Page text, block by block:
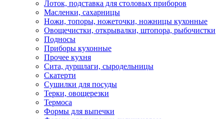
Лоток, подставка для столовых приборов
Масленки, сахарницы
Ножи, топоры, ножеточки, ножницы кухонные
Овощечистки, открывалки, штопора, рыбочистки
Подносы
Приборы кухонные
Прочее кухня
Сита, дуршлаги, сыродельницы
Скатерти
Сушилки для посуды
Терки, овощерезки
Термоса
Формы для выпечки